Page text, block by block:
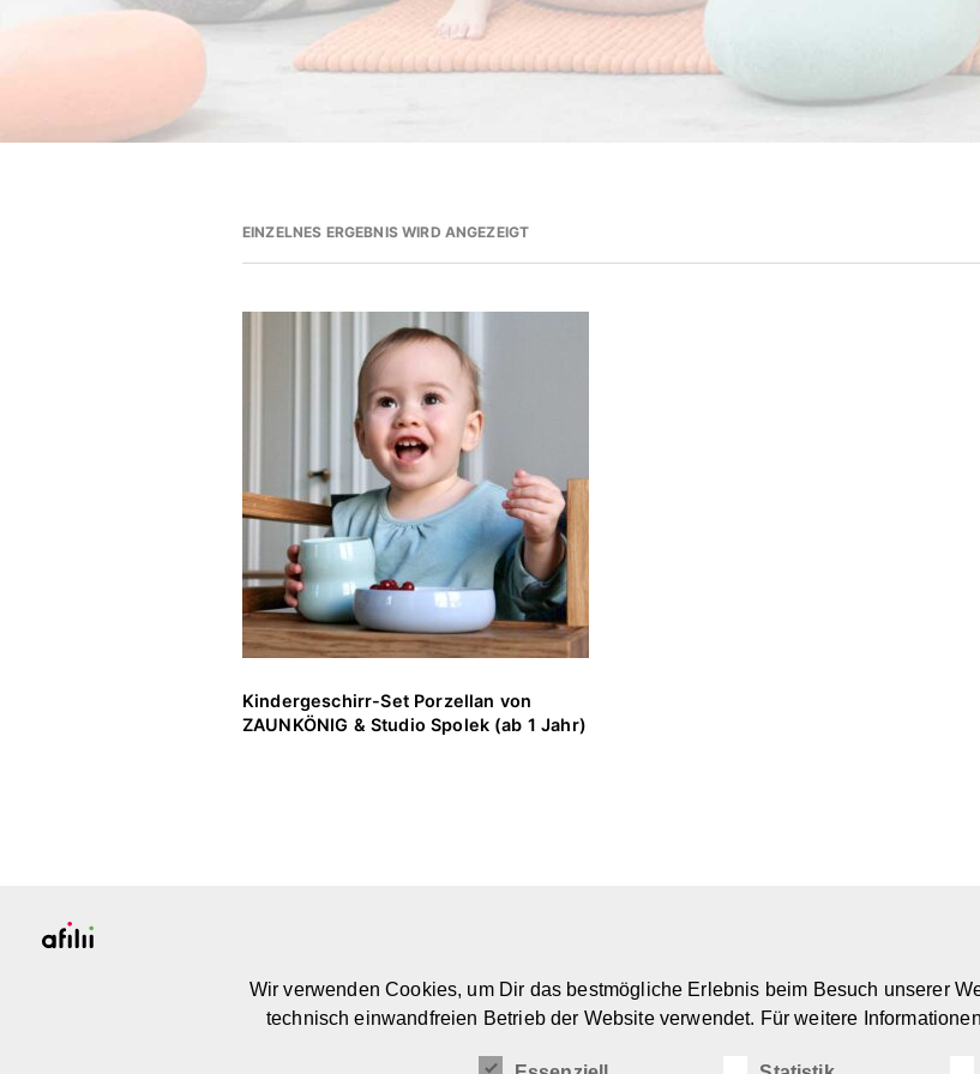
EINZELNES ERGEBNIS WIRD ANGEZEIGT
Kindergeschirr-Set Porzellan von
ZAUNKÖNIG & Studio Spolek (ab 1 Jahr)
FOR MEANINGFUL DESIGN FOR KIDS
Kreatives Spielzeug
Spiel- & Kindermöbel
Wir verwenden Cookies, um Dir das bestmögliche Erlebnis beim Besuch unserer
technisch einwandfreien Betrieb der Website verwendet. Für weitere